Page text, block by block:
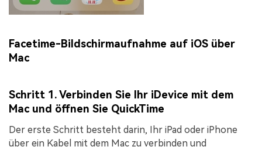
Facetime-Bildschirmaufnahme auf iOS über
Mac
Schritt 1. Verbinden Sie Ihr iDevice mit dem
Mac und öffnen Sie QuickTime
Der erste Schritt besteht darin, Ihr iPad oder iPhone
über ein Kabel mit dem Mac zu verbinden und